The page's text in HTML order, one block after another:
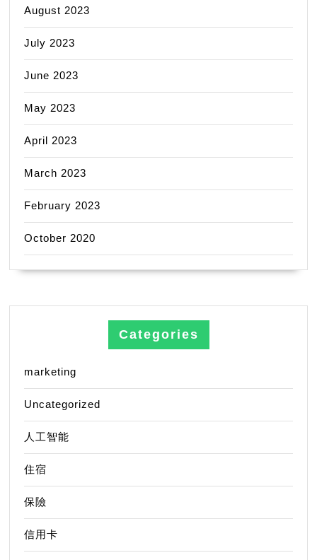
August 2023
July 2023
June 2023
May 2023
April 2023
March 2023
February 2023
October 2020
Categories
marketing
Uncategorized
人工智能
住宿
保險
信用卡